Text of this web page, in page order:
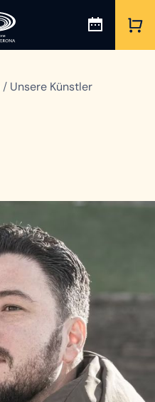
/ Unsere Künstler